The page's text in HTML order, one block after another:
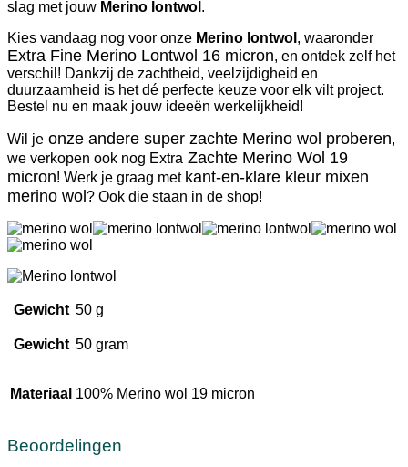
slag met jouw Merino lontwol .
Kies vandaag nog voor onze Merino lontwol , waaronder
Extra Fine Merino Lontwol 16 micron, en ontdek zelf het
verschil! Dankzij de zachtheid, veelzijdigheid en
duurzaamheid is het dé perfecte keuze voor elk vilt project.
Bestel nu en maak jouw ideeën werkelijkheid!
Wil je onze andere super zachte Merino wol proberen,
we verkopen ook nog Extra Zachte Merino Wol 19
micron! Werk je graag met kant-en-klare kleur mixen
merino wol? Ook die staan in de shop!
Gewicht 50 g
Gewicht 50 gram
Materiaal 100% Merino wol 19 micron
Beoordelingen